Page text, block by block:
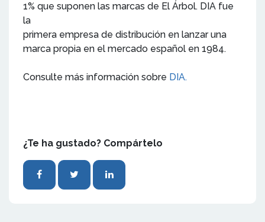
1% que suponen las marcas de El Árbol. DIA fue
la
primera empresa de distribución en lanzar una
marca propia en el mercado español en 1984.
Consulte más información sobre DIA.
¿Te ha gustado? Compártelo